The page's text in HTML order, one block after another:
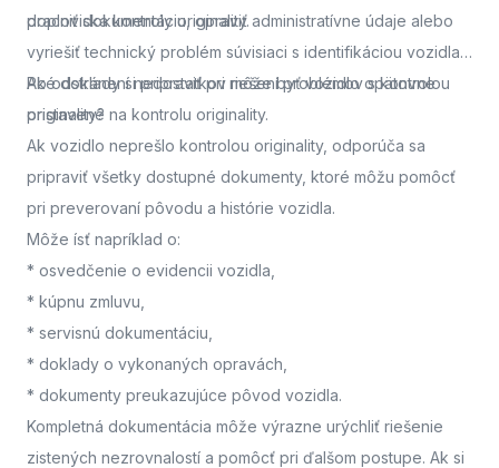
pracoviska kontroly originality.
doplniť dokumentáciu, opraviť administratívne údaje alebo
vyriešiť technický problém súvisiaci s identifikáciou vozidla.
Po odstránení nedostatkov môže byť vozidlo opätovne
pristavené na kontrolu originality.
Aké doklady si pripraviť pri riešení problémov s kontrolou
originality?
Ak vozidlo neprešlo kontrolou originality, odporúča sa
pripraviť všetky dostupné dokumenty, ktoré môžu pomôcť
pri preverovaní pôvodu a histórie vozidla.
Môže ísť napríklad o:
* osvedčenie o evidencii vozidla,
* kúpnu zmluvu,
* servisnú dokumentáciu,
* doklady o vykonaných opravách,
* dokumenty preukazujúce pôvod vozidla.
Kompletná dokumentácia môže výrazne urýchliť riešenie
zistených nezrovnalostí a pomôcť pri ďalšom postupe. Ak si